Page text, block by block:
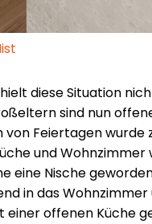
diese Situation
sind nun
von Feiertagen wurde
und
eine Nische
in das
einer offenen Küche